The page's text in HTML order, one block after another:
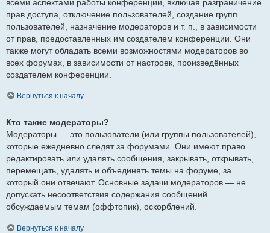
всеми аспектами работы конференции, включая разграничение
прав доступа, отключение пользователей, создание групп
пользователей, назначение модераторов и т. п., в зависимости
от прав, предоставленных им создателем конференции. Они
также могут обладать всеми возможностями модераторов во
всех форумах, в зависимости от настроек, произведённых
создателем конференции.
Вернуться к началу
Кто такие модераторы?
Модераторы — это пользователи (или группы пользователей),
которые ежедневно следят за форумами. Они имеют право
редактировать или удалять сообщения, закрывать, открывать,
перемещать, удалять и объединять темы на форуме, за
который они отвечают. Основные задачи модераторов — не
допускать несоответствия содержания сообщений
обсуждаемым темам (оффтопик), оскорблений.
Вернуться к началу